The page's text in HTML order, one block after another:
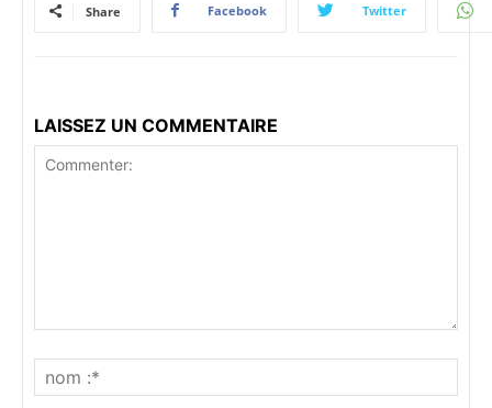
Share Facebook Twitter
LAISSEZ UN COMMENTAIRE